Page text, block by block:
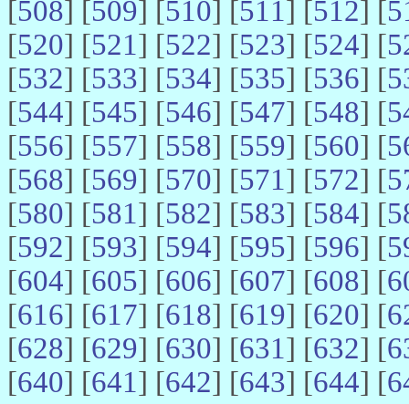
[508] [509] [510] [511] [512] [
[520] [521] [522] [523] [524] [
[532] [533] [534] [535] [536] [
[544] [545] [546] [547] [548] [
[556] [557] [558] [559] [560] [
[568] [569] [570] [571] [572] [
[580] [581] [582] [583] [584] [
[592] [593] [594] [595] [596] [
[604] [605] [606] [607] [608] [
[616] [617] [618] [619] [620] [
[628] [629] [630] [631] [632] [
[640] [641] [642] [643] [644] [